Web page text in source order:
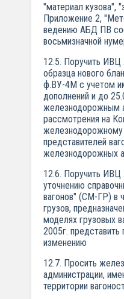
"материал кузова",
Приложение 2,
ведению АБД ПВ
восьмизначной
12.5. Поручить ИВЦ
образца нового
ф.ВУ-4М с учетом
дополнений и до
железнодорожным
рассмотрения на
железнодорожному
представителей
железнодорожных
12.6. Поручить
уточнению
вагонов" (СМ-ГР) в
грузов,
моделях грузовых
2005г.
изменению
12.7. Просить
администрации,
территории